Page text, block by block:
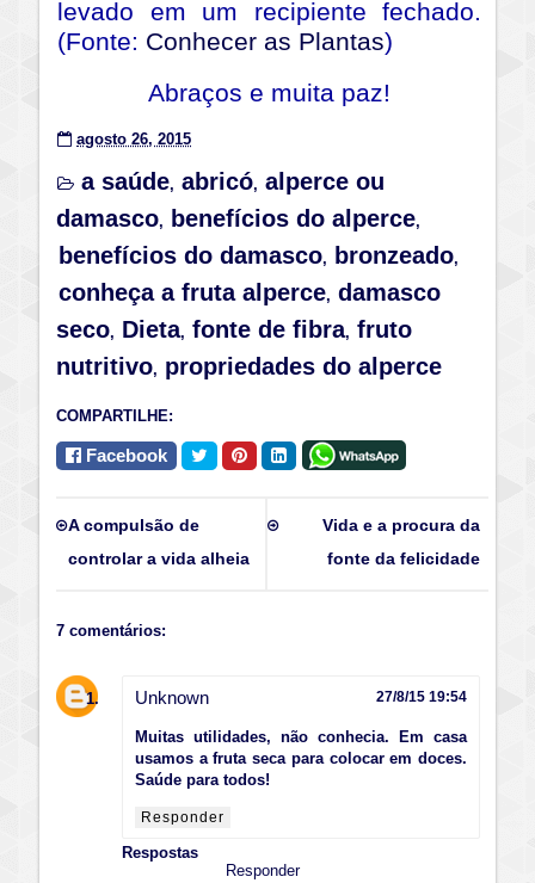
levado em um recipiente fechado.
(Fonte: Conhecer as Plantas)
Abraços e muita paz!
agosto 26, 2015
a saúde, abricó, alperce ou
damasco, benefícios do alperce,
benefícios do damasco, bronzeado,
conheça a fruta alperce, damasco
seco, Dieta, fonte de fibra, fruto
nutritivo, propriedades do alperce
COMPARTILHE:
Facebook
Vida e a procura da
fonte da felicidade
A compulsão de
controlar a vida alheia
7 comentários:
Unknown 27/8/15 19:54
Muitas utilidades, não conhecia. Em casa
usamos a fruta seca para colocar em doces.
Saúde para todos!
Responder
Respostas
Responder